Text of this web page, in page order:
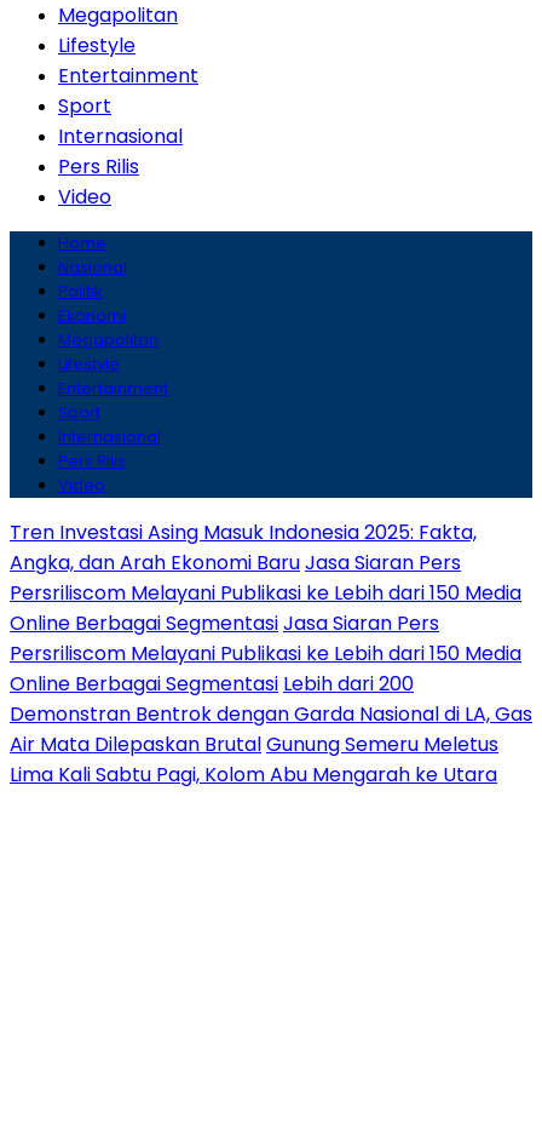
Megapolitan
Lifestyle
Entertainment
Sport
Internasional
Pers Rilis
Video
Home
Nasional
Politik
Ekonomi
Megapolitan
Lifestyle
Entertainment
Sport
Internasional
Pers Rilis
Video
Tren Investasi Asing Masuk Indonesia 2025: Fakta,
Angka, dan Arah Ekonomi BaruJasa Siaran Pers
Persriliscom Melayani Publikasi ke Lebih dari 150 Media
Online Berbagai SegmentasiJasa Siaran Pers
Persriliscom Melayani Publikasi ke Lebih dari 150 Media
Online Berbagai Segmentasi Lebih dari 200
Demonstran Bentrok dengan Garda Nasional di LA, Gas
Air Mata Dilepaskan BrutalGunung Semeru Meletus
Lima Kali Sabtu Pagi, Kolom Abu Mengarah ke Utara